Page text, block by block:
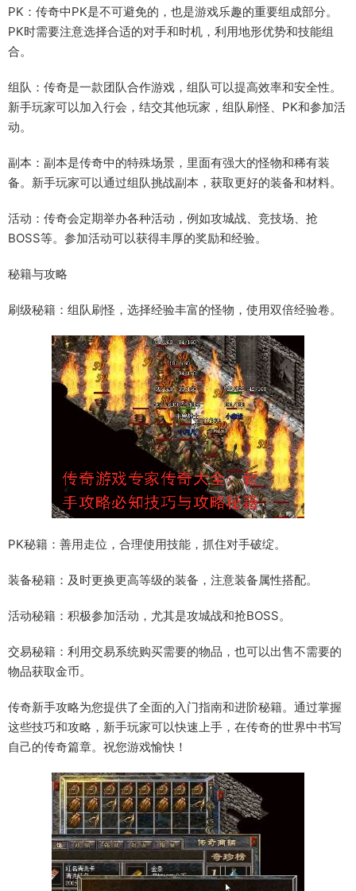
PK：传奇中PK是不可避免的，也是游戏乐趣的重要组成部分。
PK时需要注意选择合适的对手和时机，利用地形优势和技能组
合。
组队：传奇是一款团队合作游戏，组队可以提高效率和安全性。
新手玩家可以加入行会，结交其他玩家，组队刷怪、PK和参加活
动。
副本：副本是传奇中的特殊场景，里面有强大的怪物和稀有装
备。新手玩家可以通过组队挑战副本，获取更好的装备和材料。
活动：传奇会定期举办各种活动，例如攻城战、竞技场、抢
BOSS等。参加活动可以获得丰厚的奖励和经验。
秘籍与攻略
刷级秘籍：组队刷怪，选择经验丰富的怪物，使用双倍经验卷。
PK秘籍：善用走位，合理使用技能，抓住对手破绽。
装备秘籍：及时更换更高等级的装备，注意装备属性搭配。
活动秘籍：积极参加活动，尤其是攻城战和抢BOSS。
交易秘籍：利用交易系统购买需要的物品，也可以出售不需要的
物品获取金币。
传奇新手攻略为您提供了全面的入门指南和进阶秘籍。通过掌握
这些技巧和攻略，新手玩家可以快速上手，在传奇的世界中书写
自己的传奇篇章。祝您游戏愉快！